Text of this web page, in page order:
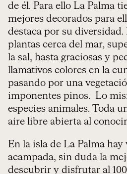
de él. Para ello La Palma
mejores decorados para
destaca por su diversidad.
plantas cerca del mar,
la sal, hasta graciosas y
llamativos colores en la
pasando por una
imponentes pinos. Lo
especies animales. Toda
aire libre abierta al
En la isla de La Palma hay
acampada, sin duda la
descubrir y disfrutar al